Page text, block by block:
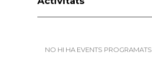
NO HI HA EVENTS PROGRAMATS